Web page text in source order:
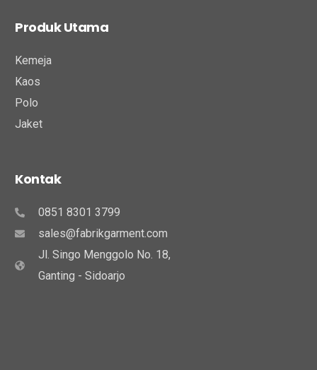
Produk Utama
Kemeja
Kaos
Polo
Jaket
Kontak
0851 8301 3799
sales@fabrikgarment.com
Jl. Singo Menggolo No. 18,
Ganting - Sidoarjo